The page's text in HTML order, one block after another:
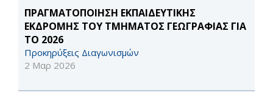
ΠΡΑΓΜΑΤΟΠΟΙΗΣΗ ΕΚΠΑΙΔΕΥΤΙΚΗΣ
ΕΚΔΡΟΜΗΣ ΤΟΥ ΤΜΗΜΑΤΟΣ ΓΕΩΓΡΑΦΙΑΣ ΓΙΑ
ΤΟ 2026
Προκηρύξεις Διαγωνισμών
2 Μαρ 2026